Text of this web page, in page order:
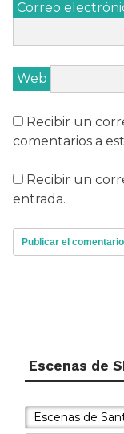
Correo
Web
Recibir un
comentarios a
Recibir un
entrada.
Escenas de
Escenas de